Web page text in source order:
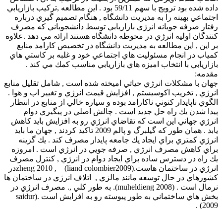
داده شده بود ترويج با سهم 59/11 بود . اين مطالعه ,تركيب بازاريابي
اجتماعي بهينه را به مديريت دانشگاه , هنگام تصميم گيري درباره
رفتار صرفه جويانه انرژي بازاريابي توسط دانشجوياني كه مصرف
كنندگان اوليه انرژي در محوطه دانشگاه هستند ارائه مي دهد .علاوه
بر اين , اين مطالعه به مديريت دانشگاه در تخصيص كارامد منابع
كمياب در انجام مسئوليت هاي اجتماعي خود و غلبه بر كاستي هاي
بازاريابي با انتخاب اميزه هاي بازاريابي مناسب كمك مي كند .
مقدمه:
جهان با مشكلات انرژي حياتي اميخته شده است , شامل تقليل منابع
انرژي , تخريب اكوسيستم , افزايش قيمت انرژي و تغيير اب و هوا .
الگوي ناپايدار كنوني ناكارامد بوده و سياره خالي از منابع در انتظار
پيدا شدن يك راه حل جديد است . چالش اصلي در پيگيري دوام
انرژي جهاني اين است كه تقاضاي انرژي رو به افزايش بايد كاهش
يابد . همان طور كه گيلبرگ و پالم 2009 تاكيد كردند , جهان ما بايد
انرژي كمتري براي ايجاد يك جامعه پايدار مصرف كند . يك گزينه
براي كاهش مصرف انرژي , صرفه جويي در انرژي است . امروزه
يك راه در دسترس ساده براي ايجاد دوام در انرژي , كنترل مصرف
انرژي در ساختمان هاست.(zheng 2010 , (liand colombier2009در
كشورهاي در حال توسعه مانند مالزي , اتلاف انرژي در ساختمان ها
نرمال است . (muheldieng 2008). به طور كلي ,. مصرف انرژي در
بخش هاي ساختماني به طور پيوسته رو به افزايش است .(saidur
2009) .